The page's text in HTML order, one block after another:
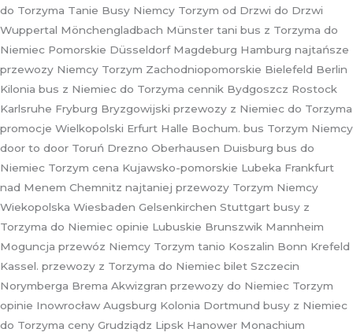
do Torzyma Tanie Busy Niemcy Torzym od Drzwi do Drzwi
Wuppertal Mönchengladbach Münster tani bus z Torzyma do
Niemiec Pomorskie Düsseldorf Magdeburg Hamburg najtańsze
przewozy Niemcy Torzym Zachodniopomorskie Bielefeld Berlin
Kilonia bus z Niemiec do Torzyma cennik Bydgoszcz Rostock
Karlsruhe Fryburg Bryzgowijski przewozy z Niemiec do Torzyma
promocje Wielkopolski Erfurt Halle Bochum. bus Torzym Niemcy
door to door Toruń Drezno Oberhausen Duisburg bus do
Niemiec Torzym cena Kujawsko-pomorskie Lubeka Frankfurt
nad Menem Chemnitz najtaniej przewozy Torzym Niemcy
Wiekopolska Wiesbaden Gelsenkirchen Stuttgart busy z
Torzyma do Niemiec opinie Lubuskie Brunszwik Mannheim
Moguncja przewóz Niemcy Torzym tanio Koszalin Bonn Krefeld
Kassel. przewozy z Torzyma do Niemiec bilet Szczecin
Norymberga Brema Akwizgran przewozy do Niemiec Torzym
opinie Inowrocław Augsburg Kolonia Dortmund busy z Niemiec
do Torzyma ceny Grudziądz Lipsk Hanower Monachium